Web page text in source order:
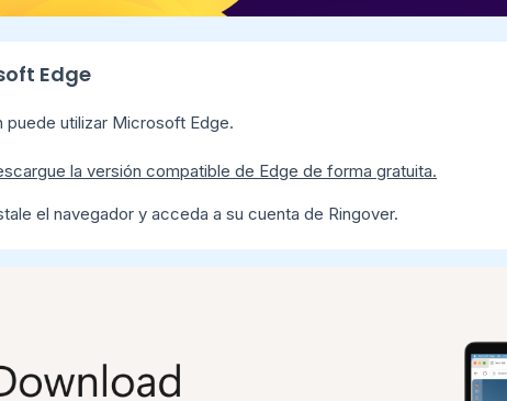
Edge
puede utilizar Microsoft Edge.
la versión compatible de Edge de forma gratuita.
el navegador y acceda a su cuenta de Ringover.